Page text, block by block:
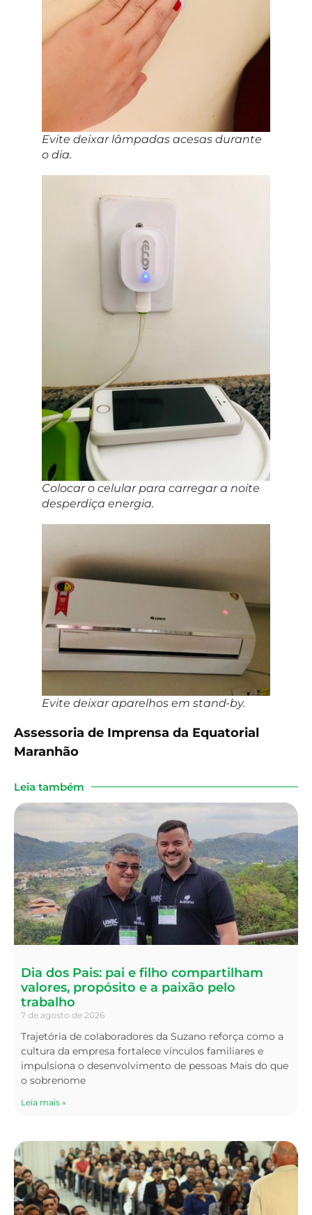
Evite deixar lâmpadas acesas durante
o dia.
Colocar o celular para carregar a noite
desperdiça energia.
Evite deixar aparelhos em stand-by.
Assessoria de Imprensa da Equatorial
Maranhão
Leia também
Dia dos Pais: pai e filho compartilham
valores, propósito e a paixão pelo
trabalho
7 de agosto de 2026
Trajetória de colaboradores da Suzano reforça como a
cultura da empresa fortalece vínculos familiares e
impulsiona o desenvolvimento de pessoas Mais do que
o sobrenome
Leia mais »